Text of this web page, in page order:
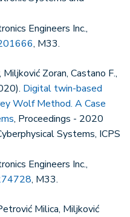
Engineers Inc.,
, M33.
Zoran, Castano F.,
Digital twin-based
Wolf Method. A Case
, Proceedings - 2020
Systems, ICPS
Engineers Inc.,
, M33.
Milica, Miljković